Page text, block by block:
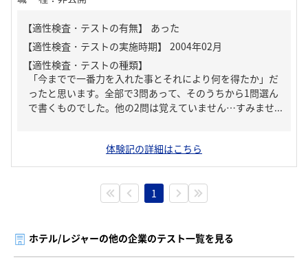
【適性検査・テストの有無】 あった
【適性検査・テストの種類】
「今までで一番力を入れた事とそれにより何を得たか」だ
ったと思います。全部で3問あって、そのうちから1問選ん
で書くものでした。他の2問は覚えていません…すみませ...
体験記の詳細はこちら
1
ホテル/レジャーの他の企業のテスト一覧を見る